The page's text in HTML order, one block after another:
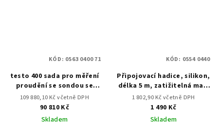
testo 400 sada pro měření
proudění se sondou se
žhaveným drátkem
109 880,10 Kč včetně DPH
90 810 Kč
Skladem
KÓD: 0563 0400 71
Připojovací hadice, silikon,
délka 5 m, zatižitelná max.
do 700 hPa (mbar)
1 802,90 Kč včetně DPH
1 490 Kč
Skladem
KÓD: 0554 0440